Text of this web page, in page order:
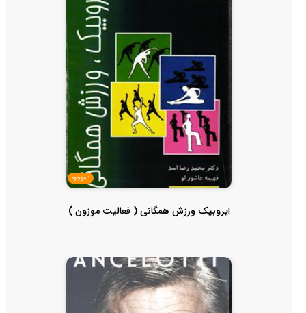
ناموجود
ایروبیک ورزش همگانی ( فعالیت موزون )